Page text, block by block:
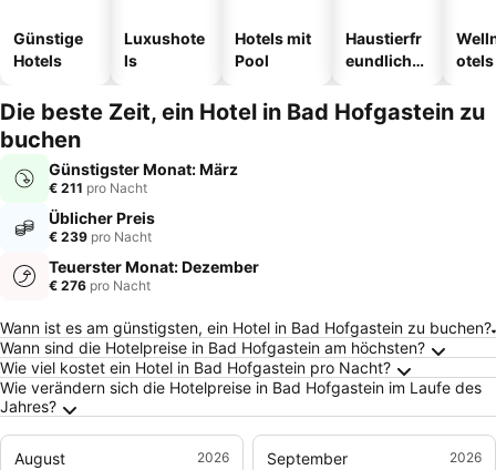
Günstige
Hotels
Luxushote
ls
Hotels mit
Pool
Haustierfr
eundliche
otels
Die beste Zeit, ein Hotel in Bad Hofgastein zu
buchen
Günstigster Monat: März
€ 211 pro Nacht
Üblicher Preis
€ 239 pro Nacht
Teuerster Monat: Dezember
€ 276 pro Nacht
Häufig gestellte Fragen zu Bad Hofgastein
Wann ist es am günstigsten, ein Hotel in Bad Hofgastein zu buchen?
Wann sind die Hotelpreise in Bad Hofgastein am höchsten?
Wie viel kostet ein Hotel in Bad Hofgastein pro Nacht?
Wie verändern sich die Hotelpreise in Bad Hofgastein im Laufe des
Jahres?
August 2026 September 2026